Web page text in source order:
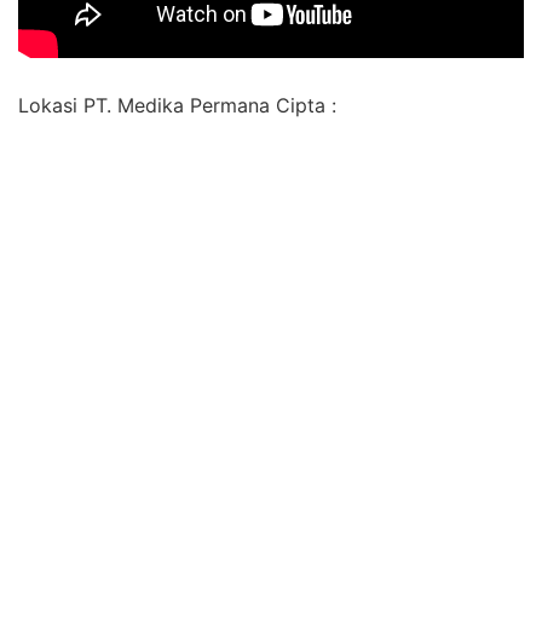
Lokasi PT. Medika Permana Cipta :